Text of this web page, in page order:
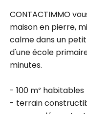
CONTACTIMMO
maison en pierre,
calme dans un
d'une école
minutes.
- 100 m² habitables
- terrain